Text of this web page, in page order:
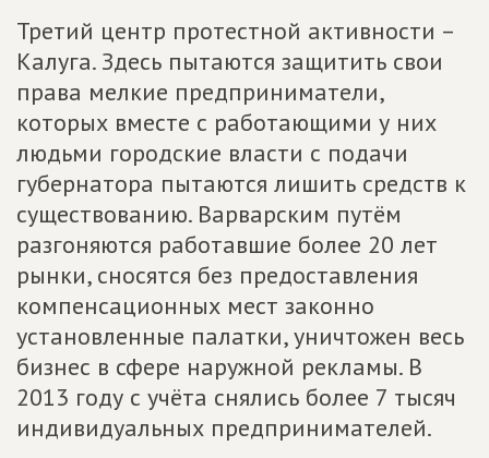
Третий центр протестной активности –
Калуга. Здесь пытаются защитить свои
права мелкие предприниматели,
которых вместе с работающими у них
людьми городские власти с подачи
губернатора пытаются лишить средств к
существованию. Варварским путём
разгоняются работавшие более 20 лет
рынки, сносятся без предоставления
компенсационных мест законно
установленные палатки, уничтожен весь
бизнес в сфере наружной рекламы. В
2013 году с учёта снялись более 7 тысяч
индивидуальных предпринимателей.